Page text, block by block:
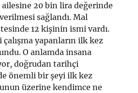
ailesine 20 bin lira değerinde
sağlandı. Mal
12 kişinin ismi vardı.
yapanların ilk kez
O anlamda insana
doğrudan tarihçi
önemli bir şeyi ilk kez
üzerine kendimce ne